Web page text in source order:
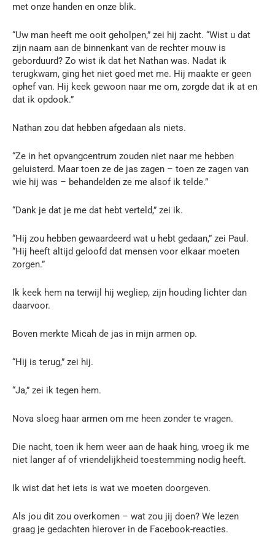
met onze handen en onze blik.
“Uw man heeft me ooit geholpen,” zei hij zacht. “Wist u dat
zijn naam aan de binnenkant van de rechter mouw is
geborduurd? Zo wist ik dat het Nathan was. Nadat ik
terugkwam, ging het niet goed met me. Hij maakte er geen
ophef van. Hij keek gewoon naar me om, zorgde dat ik at en
dat ik opdook.”
Nathan zou dat hebben afgedaan als niets.
“Ze in het opvangcentrum zouden niet naar me hebben
geluisterd. Maar toen ze de jas zagen – toen ze zagen van
wie hij was – behandelden ze me alsof ik telde.”
“Dank je dat je me dat hebt verteld,” zei ik.
“Hij zou hebben gewaardeerd wat u hebt gedaan,” zei Paul.
“Hij heeft altijd geloofd dat mensen voor elkaar moeten
zorgen.”
Ik keek hem na terwijl hij wegliep, zijn houding lichter dan
daarvoor.
Boven merkte Micah de jas in mijn armen op.
“Hij is terug,” zei hij.
“Ja,” zei ik tegen hem.
Nova sloeg haar armen om me heen zonder te vragen.
Die nacht, toen ik hem weer aan de haak hing, vroeg ik me
niet langer af of vriendelijkheid toestemming nodig heeft.
Ik wist dat het iets is wat we moeten doorgeven.
Als jou dit zou overkomen – wat zou jij doen? We lezen
graag je gedachten hierover in de Facebook-reacties.